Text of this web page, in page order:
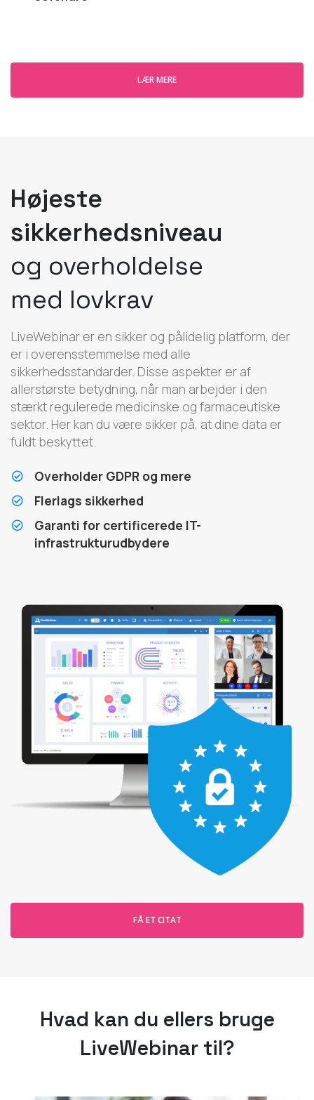
LÆR MERE
Højeste
sikkerhedsniveau
og overholdelse
med lovkrav
LiveWebinar er en sikker og pålidelig platform, der
er i overensstemmelse med alle
sikkerhedsstandarder. Disse aspekter er af
allerstørste betydning, når man arbejder i den
stærkt regulerede medicinske og farmaceutiske
sektor. Her kan du være sikker på, at dine data er
fuldt beskyttet.
Overholder GDPR og mere
Flerlags sikkerhed
Garanti for certificerede IT-
infrastrukturudbydere
FÅ ET CITAT
Hvad kan du ellers bruge
LiveWebinar til?